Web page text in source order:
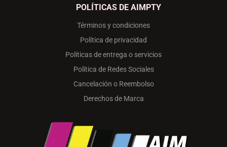
POLÍTICAS DE AIMPTY
Términos y condiciones
Política de privacidad
Políticas de entrega o servicios
Política de Redes Sociales
Cancelación o Reembolso
Derechos de Marca